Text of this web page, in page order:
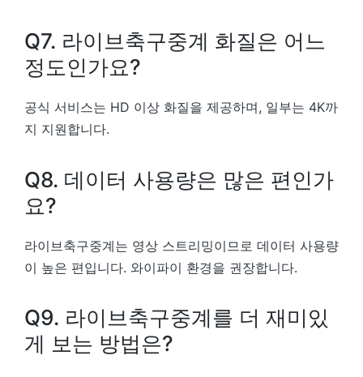
Q7. 라이브축구중계 화질은 어느
정도인가요?
공식 서비스는 HD 이상 화질을 제공하며, 일부는 4K까
지 지원합니다.
Q8. 데이터 사용량은 많은 편인가
요?
라이브축구중계는 영상 스트리밍이므로 데이터 사용량
이 높은 편입니다. 와이파이 환경을 권장합니다.
Q9. 라이브축구중계를 더 재미있
게 보는 방법은?